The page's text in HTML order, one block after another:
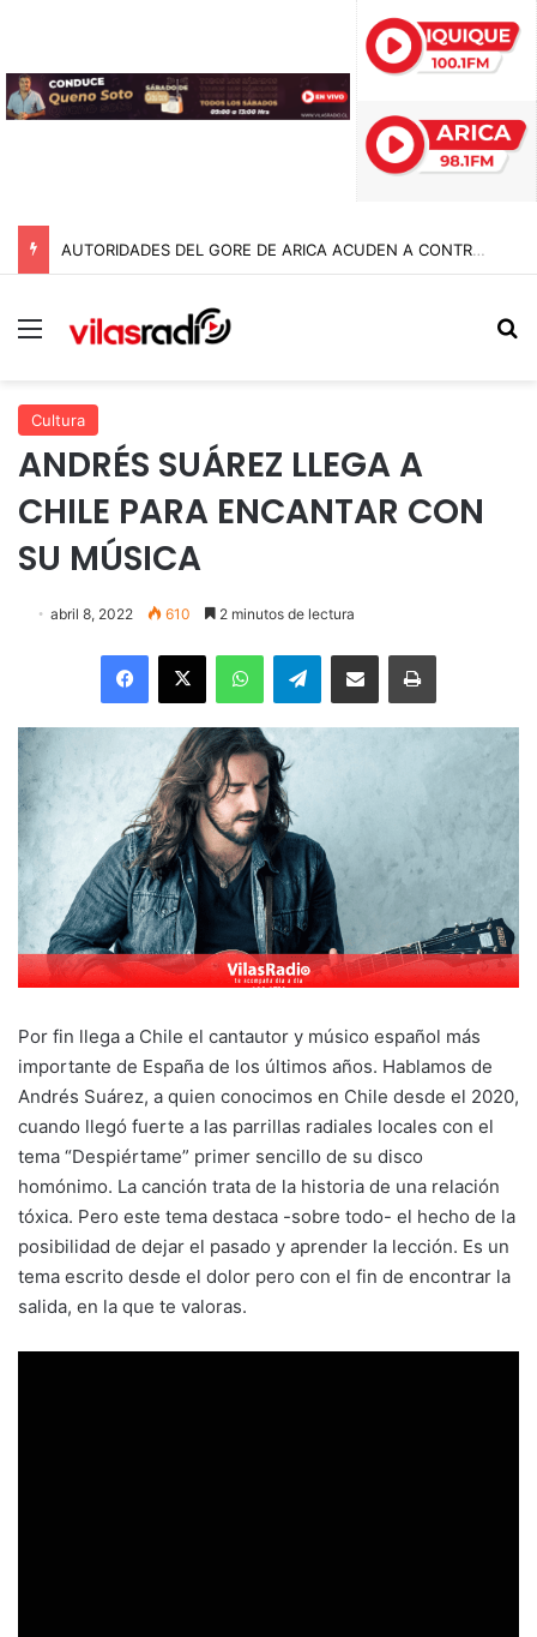
AUTORIDADES DEL GORE DE ARICA ACUDEN A CONTRALORÍA TRAS IRREGULARIDADES POR $95 MIL MILLONES EN LA GESTIÓN ANTERIOR
Menú
Cultura
ANDRÉS SUÁREZ LLEGA A
CHILE PARA ENCANTAR CON
SU MÚSICA
abril 8, 2022 610 2 minutos de lectura
Facebook
X WhatsAppTelegramEnviar vía email Imprimir
Por fin llega a Chile el cantautor y músico español más
importante de España de los últimos años. Hablamos de
Andrés Suárez, a quien conocimos en Chile desde el 2020,
cuando llegó fuerte a las parrillas radiales locales con el
tema “Despiértame” primer sencillo de su disco
homónimo. La canción trata de la historia de una relación
tóxica. Pero este tema destaca -sobre todo- el hecho de la
posibilidad de dejar el pasado y aprender la lección. Es un
tema escrito desde el dolor pero con el fin de encontrar la
salida, en la que te valoras.